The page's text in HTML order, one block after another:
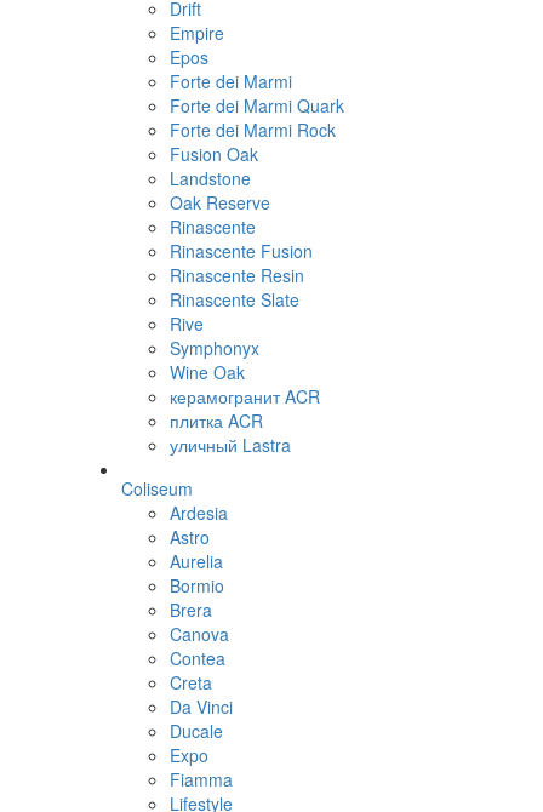
Drift
Empire
Epos
Forte dei Marmi
Forte dei Marmi Quark
Forte dei Marmi Rock
Fusion Oak
Landstone
Oak Reserve
Rinascente
Rinascente Fusion
Rinascente Resin
Rinascente Slate
Rive
Symphonyx
Wine Oak
керамогранит ACR
плитка ACR
уличный Lastra
Coliseum
Ardesia
Astro
Aurelia
Bormio
Brera
Canova
Contea
Creta
Da Vinci
Ducale
Expo
Fiamma
Lifestyle